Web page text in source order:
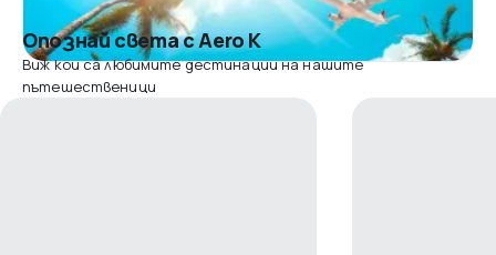
Опознай света с Aero K
Виж кои са любимите дестинации на нашите
пътешественици